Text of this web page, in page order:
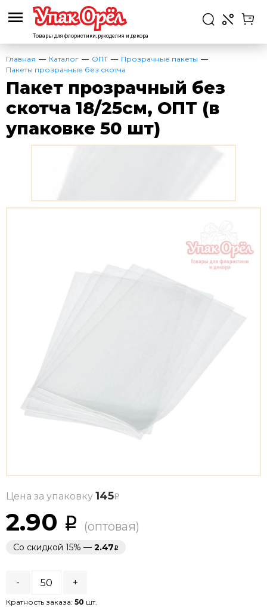
Товары для флористики, рукоделия и декора
Главная Каталог ОПТ
Прозрачные пакеты
Пакеты прозрачные без скотча
Пакет прозрачный без
скотча 18/25см, ОПТ (в
упаковке 50 шт)
Цена за упаковку 145
2.90 (оптовая)
Со скидкой 15% — 2.47
- +
Кратность заказа: 50 шт.